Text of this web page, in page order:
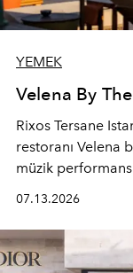
YEMEK
Velena By
Rixos Tersane
restoranı Velena
müzik
devam ediyor.
07.13.2026